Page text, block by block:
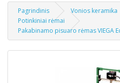
Pagrindinis Vonios keramika
Potinkiniai rėmai
Pakabinamo pisuaro rėmas VIEGA